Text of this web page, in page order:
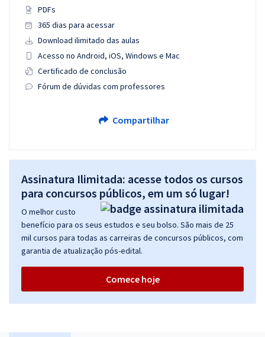
PDFs
365 dias para acessar
Download ilimitado das aulas
Acesso no Android, iOS, Windows e Mac
Certificado de conclusão
Fórum de dúvidas com professores
Compartilhar
Assinatura Ilimitada: acesse todos os cursos
para concursos públicos, em um só lugar!
O melhor custo
benefício para os seus estudos e seu bolso. São mais de 25
mil cursos para todas as carreiras de concursos públicos, com
garantia de atualização pós-edital.
Comece hoje